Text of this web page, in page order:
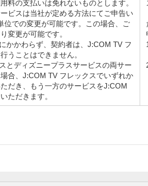
料の支払いは免れないものとします。
ビスは当社が定める方法にてご申告い
位での変更が可能です。この場合、ご
変更が可能です。
かかわらず、契約者は、J:COM TV フ
うことはできません。
とディズニープラスサービスの両サー
合、J:COM TV フレックスでいずれか
だき、もう一方のサービスをJ:COM
ただきます。